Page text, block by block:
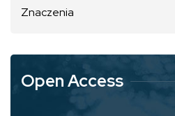
Znaczenia
Open Access